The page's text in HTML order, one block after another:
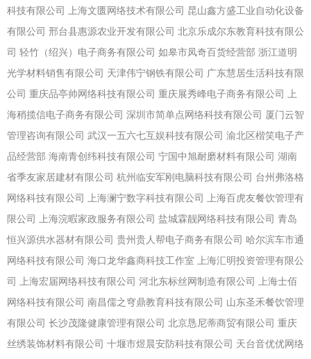
科技有限公司
上海文匮网络技术有限公司 昆山鑫方盛工业自动化设备
有限公司 邢台县惠源农业开发有限公司 北京乐成尔东教育科技有限公
司 轻竹（绍兴）电子商务有限公司 如皋市凤奇百货经营部 浙江道明
光学材料销售有限公司 天津伟宁钢铁有限公司 广东慧居生活科技有限
公司 重庆品亭帅网络科技有限公司 重庆展秀峰电子商务有限公司
上
海稍揽信电子商务有限公司 深圳市简单点网络科技有限公司 厦门云智
管理咨询有限公司 武汉一五六七互娱科技有限公司 渝北区楷笑电子产
品经营部 海南青创纬科技有限公司 宁国中旭耐磨材料有限公司 湖南
省季友家居建材有限公司 杭州临安军刚电脑科技有限公司 台州弗洛格
网络科技有限公司
上海澜宁数字科技有限公司
上海百虎友餐饮管理有
限公司
上海浣暇家政服务有限公司 盐城霖靓网络科技有限公司 青岛
恒兴源供水器材有限公司 贵州贵人帮电子商务有限公司 哈尔滨车市通
网络科技有限公司 海口龙华鑫商科技工作室
上海汇明投资管理有限公
司
上海宏届网络科技有限公司 河北东标丝网制造有限公司
上海士佰
网络科技有限公司 南昌儒之穹鼎教育科技有限公司 山东圣禾餐饮管理
有限公司 长沙茂隆健康管理有限公司 北京恳尼蒂商贸有限公司 重庆
丝绣装饰材料有限公司 十堰市煜晨安防科技有限公司 天台音优优网络